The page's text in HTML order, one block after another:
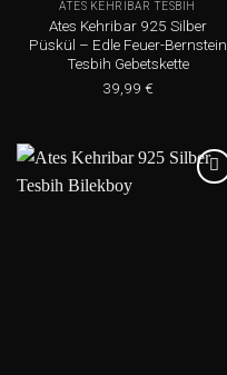
ATES KEHRIBAR TESBIH
Ates Kehribar 925 Silber
Püskül – Edle Feuer-Bernstein
Tesbih Gebetskette
39,99 €